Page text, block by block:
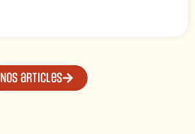
Nos articles